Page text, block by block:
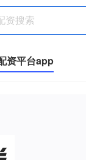
资平台app